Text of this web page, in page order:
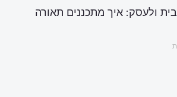
ולעסק: איך מתכננים תאורה